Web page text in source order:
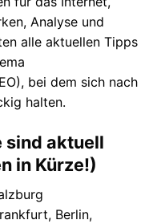
Analyse und
alle aktuellen Tipps
bei dem sich nach
halten.
sind aktuell
in Kürze!)
Berlin,